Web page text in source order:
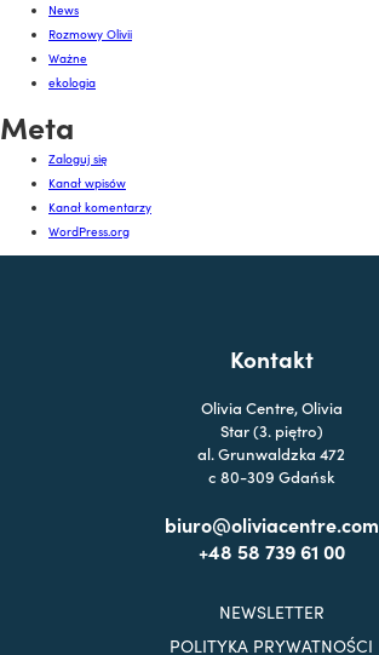
News
Rozmowy Olivii
Ważne
ekologia
Meta
Zaloguj się
Kanał wpisów
Kanał komentarzy
WordPress.org
Kontakt
Olivia Centre, Olivia
Star (3. piętro)
al. Grunwaldzka 472
c 80-309 Gdańsk
biuro@oliviacentre.com
+48 58 739 61 00
NEWSLETTER
POLITYKA PRYWATNOŚCI